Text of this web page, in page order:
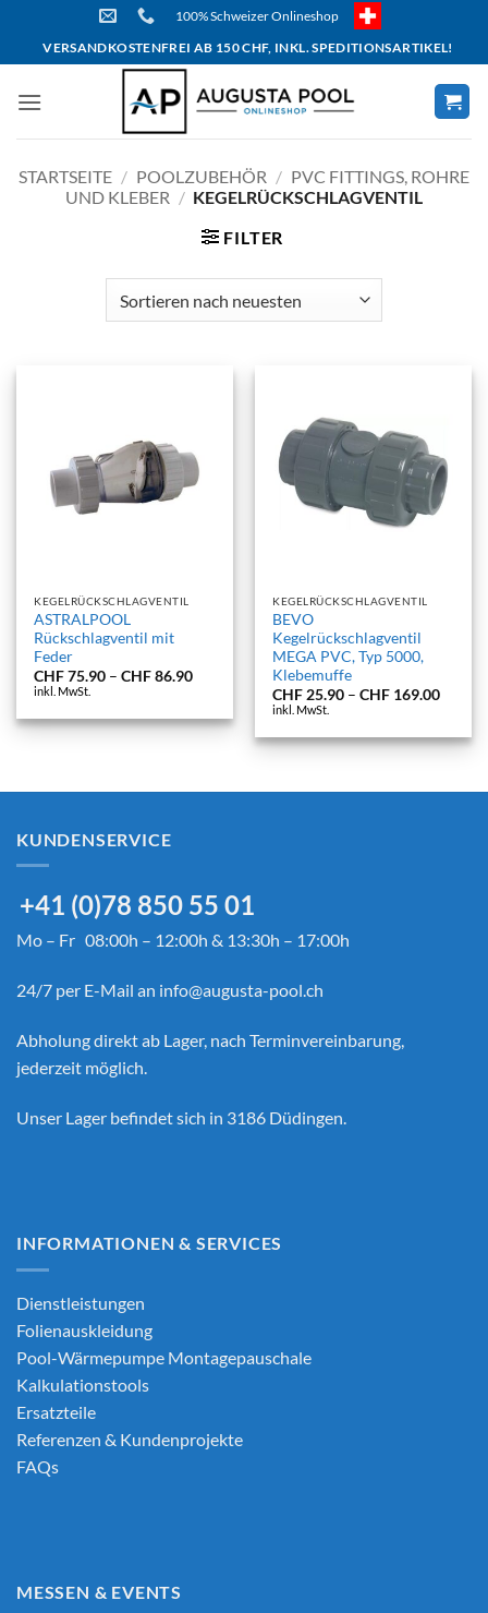
content
100% Schweizer Onlineshop
VERSANDKOSTENFREI AB 150 CHF, INKL. SPEDITIONSARTIKEL!
STARTSEITE / POOLZUBEHÖR / PVC FITTINGS, ROHRE
UND KLEBER / KEGELRÜCKSCHLAGVENTIL
FILTER
KEGELRÜCKSCHLAGVENTIL
ASTRALPOOL
Rückschlagventil mit
Feder
CHF75.90 –CHF86.90Preisspanne:
CHF 86.90
inkl. MwSt.
KEGELRÜCKSCHLAGVENTIL
BEVO
Kegelrückschlagventil
MEGA PVC, Typ 5000,
Klebemuffe
CHF 25.90 –CHF 169.00
CHF
inkl. MwSt.
KUNDENSERVICE
+41 (0)78 850 55 01
Mo – Fr 08:00h – 12:00h & 13:30h – 17:00h
24/7 per E-Mail an info@augusta-pool.ch
Abholung direkt ab Lager, nach Terminvereinbarung,
jederzeit möglich.
Unser Lager befindet sich in 3186 Düdingen.
INFORMATIONEN & SERVICES
Dienstleistungen
Folienauskleidung
Pool-Wärmepumpe Montagepauschale
Kalkulationstools
Ersatzteile
Referenzen & Kundenprojekte
FAQs
MESSEN & EVENTS